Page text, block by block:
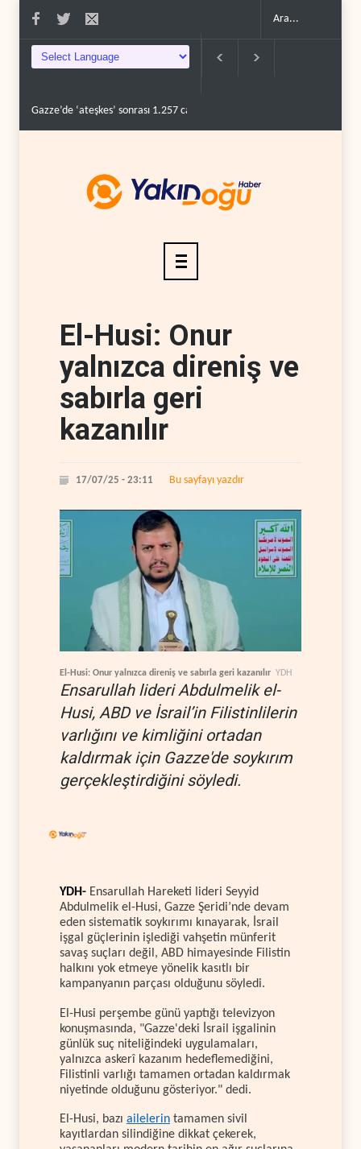
Gazze’de ‘ateşkes’ sonrası 1.257 can kaybı..
El-Husi: Onur
yalnızca direniş ve
sabırla geri
kazanılır
17/07/25 - 23:11 Bu sayfayı yazdır
El-Husi: Onur yalnızca direniş ve sabırla geri kazanılır YDH
Ensarullah lideri Abdulmelik el-
Husi, ABD ve İsrail’in Filistinlilerin
varlığını ve kimliğini ortadan
kaldırmak için Gazze'de soykırım
gerçekleştirdiğini söyledi.
YDH- Ensarullah Hareketi lideri Seyyid
Abdulmelik el-Husi, Gazze Şeridi’nde devam
eden sistematik soykırımı kınayarak, İsrail
işgal güçlerinin işlediği vahşetin münferit
savaş suçları değil, ABD himayesinde Filistin
halkını yok etmeye yönelik kasıtlı bir
kampanyanın parçası olduğunu söyledi.
El-Husi perşembe günü yaptığı televizyon
konuşmasında, "Gazze'deki İsrail işgalinin
günlük suç niteliğindeki uygulamaları,
yalnızca askerî kazanım hedeflemediğini,
Filistinli varlığı tamamen ortadan kaldırmak
niyetinde olduğunu gösteriyor." dedi.
El-Husi, bazı ailelerin tamamen sivil
kayıtlardan silindiğine dikkat çekerek,